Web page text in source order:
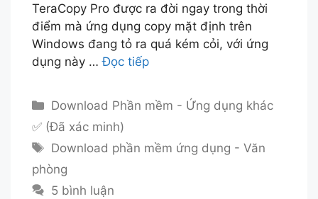
TeraCopy Pro được ra đời ngay trong thời
điểm mà ứng dụng copy mặt định trên
Windows đang tỏ ra quá kém cỏi, với ứng
dụng này …Đọc tiếp
Danh
mục
Download Phần mềm - Ứng dụng khác
✅ (Đã xác minh)
Thẻ
Download phần mềm ứng dụng - Văn
phòng
5 bình luận